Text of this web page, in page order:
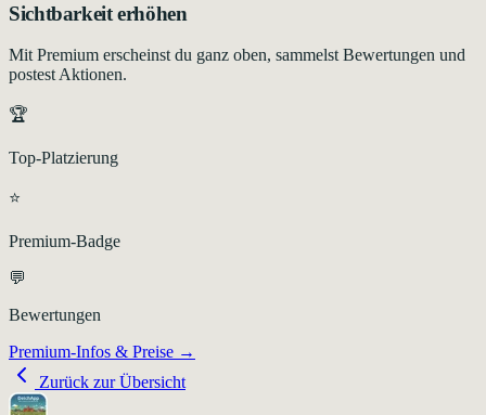
Sichtbarkeit erhöhen
Mit Premium erscheinst du ganz oben, sammelst Bewertungen und
postest Aktionen.
🏆
Top-Platzierung
⭐
Premium-Badge
💬
Bewertungen
Premium-Infos & Preise →
Zurück zur Übersicht